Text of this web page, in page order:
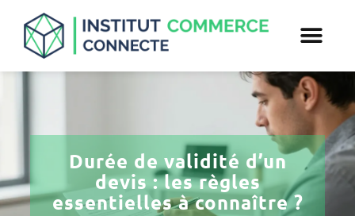
Durée de validité d’un
devis : les règles
essentielles à connaître ?